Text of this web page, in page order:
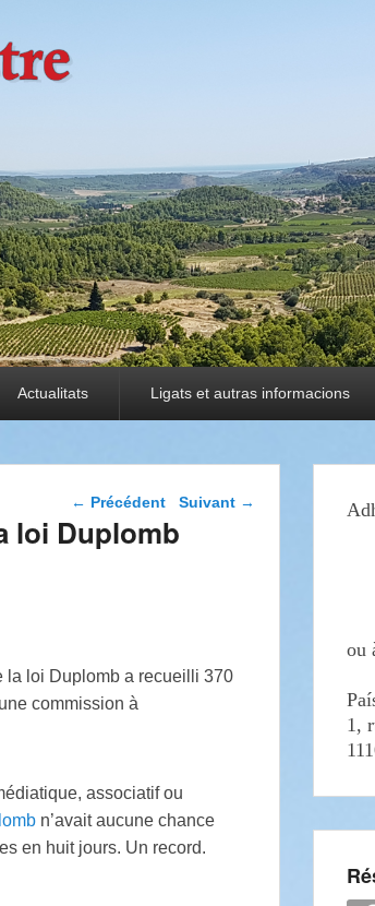
Actualitats Ligats et autras informacions
Navigation dans les
← Précédent Suivant →
loi Duplomb
la loi Duplomb a recueilli 370
commission à
associatif ou
n’avait aucune chance
en huit jours. Un record.
ou
1,